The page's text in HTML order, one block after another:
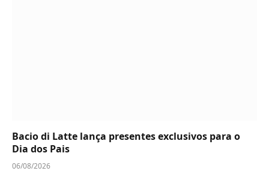
Bacio di Latte lança presentes exclusivos para o
Dia dos Pais
06/08/2026